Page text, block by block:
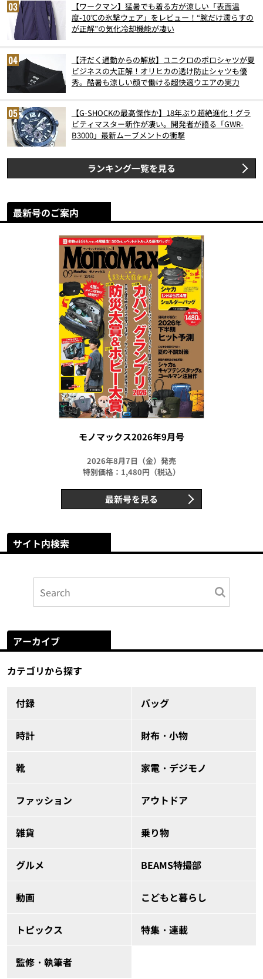
【ワークマン】猛暑でも着る方が涼しい「表面温
度-10℃の氷撃ウェア」をレビュー！“腕だけ濡らすの
が正解”の気化冷却機能が凄い
【汗だく通勤からの解放】ユニクロのポロシャツが夏
ビジネスの大正解！オリヒカの透け防止シャツも優
秀。酷暑も涼しい顔で働ける超快適ウエアの実力
【G-SHOCKの最高傑作か】18年ぶり超絶進化！グラ
ビティマスター新作が凄い。開発者が語る「GWR-
B3000」最新ムーブメントの衝撃
ランキング一覧を見る
最新号のご案内
モノマックス2026年9月号
2026年8月7日（金）発売
特別価格：1,480円（税込）
最新号を見る
サイト内検索
アーカイブ
カテゴリから探す
付録 バッグ
時計 財布・小物
靴 家電・デジモノ
ファッション アウトドア
雑貨 乗り物
グルメ BEAMS特撮部
動画 こどもと暮らし
トピックス 特集・連載
監修・執筆者